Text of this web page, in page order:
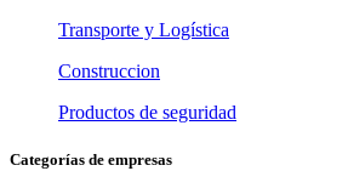
Transporte y Logística
Construccion
Productos de seguridad
Categorías de empresas